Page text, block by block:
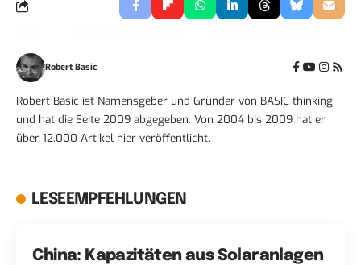
Robert Basic
Robert Basic ist Namensgeber und Gründer von BASIC thinking
und hat die Seite 2009 abgegeben. Von 2004 bis 2009 hat er
über 12.000 Artikel hier veröffentlicht.
LESEEMPFEHLUNGEN
China: Kapazitäten aus Solaranlagen